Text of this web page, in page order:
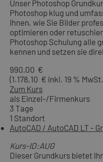
Unser Photoshop
Photoshop klug und
Ihnen, wie Sie Bilder
optimieren oder
Photoshop Schulung alle
kennen und setzen sie
990,00 €
(1.178,10 € inkl. 19 %
Zum Kurs
als Einzel-/Firmenkurs
3 Tage
1 Standort
AutoCAD / AutoCAD LT -
Kurs-ID:AUG
Dieser Grundkurs bietet